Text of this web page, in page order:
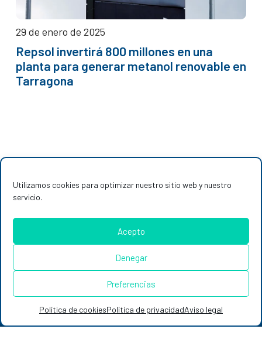
Utilizamos cookies para optimizar nuestro sitio web y nuestro
servicio.
Acepto
Denegar
Preferencias
Política de cookiesPolítica de privacidadAviso legal
29 de enero de 2025
Repsol invertirá 800 millones en una
planta para generar metanol renovable en
Tarragona
Por una movilidad sostenible
Actualidad